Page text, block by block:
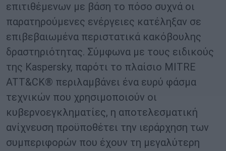
επιτιθέμενων με βάση το πόσο συχνά οι
παρατηρούμενες ενέργειες κατέληξαν σε
επιβεβαιωμένα περιστατικά κακόβουλης
δραστηριότητας. Σύμφωνα με τους ειδικούς
της Kaspersky, παρότι το πλαίσιο MITRE
ATT&CK® περιλαμβάνει ένα ευρύ φάσμα
τεχνικών που χρησιμοποιούν οι
κυβερνοεγκληματίες, η αποτελεσματική
ανίχνευση προϋποθέτει την ιεράρχηση των
συμπεριφορών που έχουν τη μεγαλύτερη